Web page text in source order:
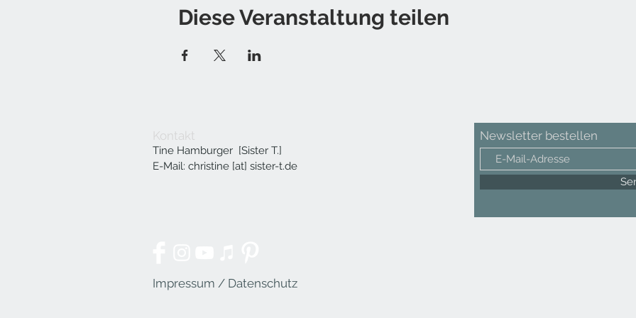
Diese Veranstaltung teilen
Kontakt
Tine Hamburger [Sister T.]
E-Mail: christine [at] sister-t.de
Newsletter bestellen
Impressum / Datenschutz